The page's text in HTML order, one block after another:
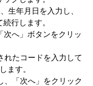
生年月日を入力し、
行します。
へ」ボタンをクリッ
れたコードを入力して
ます。
、「次へ」をクリック